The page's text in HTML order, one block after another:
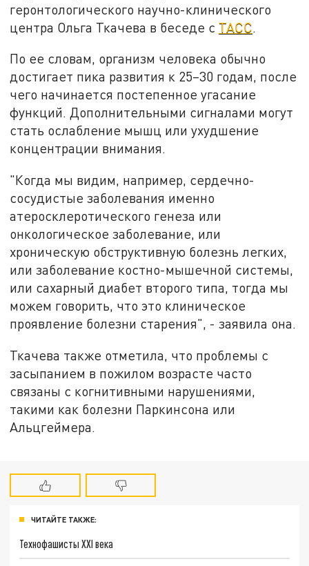
геронтологического научно-клинического
центра Ольга Ткачева в беседе с ТАСС.
По ее словам, организм человека обычно
достигает пика развития к 25–30 годам, после
чего начинается постепенное угасание
функций. Дополнительными сигналами могут
стать ослабление мышц или ухудшение
концентрации внимания.
"Когда мы видим, например, сердечно-
сосудистые заболевания именно
атеросклеротического генеза или
онкологическое заболевание, или
хроническую обструктивную болезнь легких,
или заболевание костно-мышечной системы,
или сахарный диабет второго типа, тогда мы
можем говорить, что это клиническое
проявление болезни старения", - заявила она.
Ткачева также отметила, что проблемы с
засыпанием в пожилом возрасте часто
связаны с когнитивными нарушениями,
такими как болезни Паркинсона или
Альцгеймера.
ЧИТАЙТЕ ТАКЖЕ:
Технофашисты XXI века